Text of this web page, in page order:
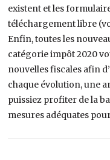
existent et les
téléchargement libre
Enfin, toutes les
catégorie impôt 2020
nouvelles fiscales afin
chaque évolution, une
puissiez profiter de la
mesures adéquates